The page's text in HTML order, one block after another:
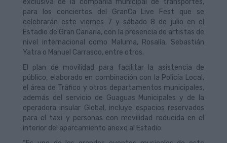
exclusiva de la compañía municipal de transportes,
para los conciertos del GranCa Live Fest que se
celebrarán este viernes 7 y sábado 8 de julio en el
Estadio de Gran Canaria, con la presencia de artistas de
nivel internacional como Maluma, Rosalía, Sebastián
Yatra o Manuel Carrasco, entre otros.
El plan de movilidad para facilitar la asistencia de
público, elaborado en combinación con la Policía Local,
el área de Tráfico y otros departamentos municipales,
además del servicio de Guaguas Municipales y de la
operadora insular Global, incluye espacios reservados
para el taxi y personas con movilidad reducida en el
interior del aparcamiento anexo al Estadio.